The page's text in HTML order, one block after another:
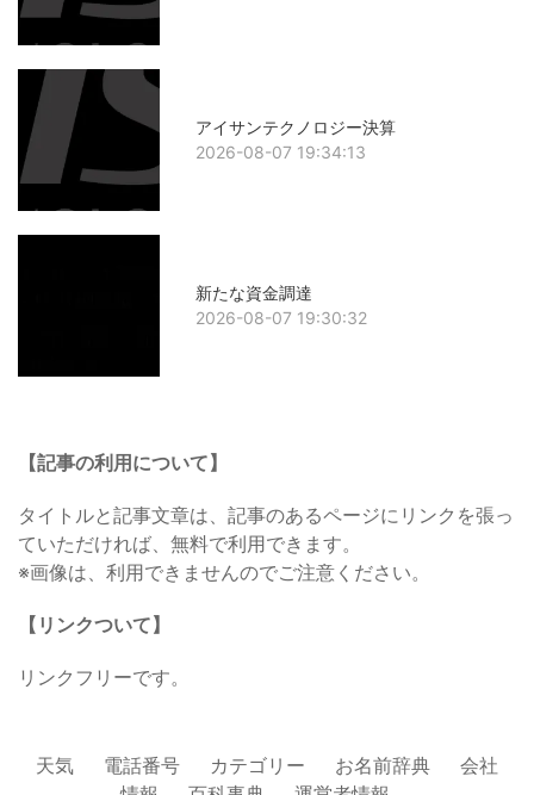
アイサンテクノロジー決算
2026-08-07 19:34:13
新たな資金調達
2026-08-07 19:30:32
【記事の利用について】
タイトルと記事文章は、記事のあるページにリンクを張っ
ていただければ、無料で利用できます。
※画像は、利用できませんのでご注意ください。
【リンクついて】
リンクフリーです。
天気 電話番号 カテゴリー お名前辞典
会社